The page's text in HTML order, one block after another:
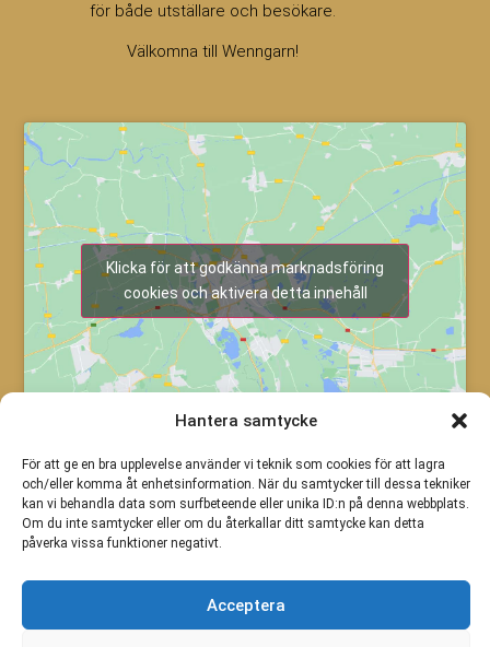
Hantera samtycke
För att ge en bra upplevelse använder vi teknik som cookies för att lagra
och/eller komma åt enhetsinformation. När du samtycker till dessa tekniker
kan vi behandla data som surfbeteende eller unika ID:n på denna webbplats.
Om du inte samtycker eller om du återkallar ditt samtycke kan detta
påverka vissa funktioner negativt.
Acceptera
för både utställare och besökare.
Välkomna till Wenngarn!
Klicka för att godkänna marknadsföring
cookies och aktivera detta innehåll